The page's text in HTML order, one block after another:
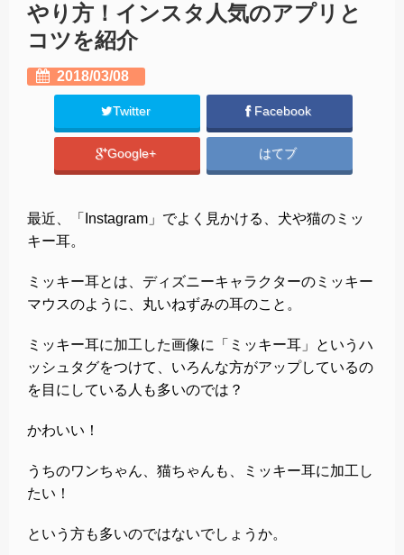
やり方！インスタ人気のアプリと
コツを紹介
2018/03/08
Twitter Facebook
Google+ はてブ
最近、「Instagram」でよく見かける、犬や猫のミッ
キー耳。
ミッキー耳とは、ディズニーキャラクターのミッキー
マウスのように、丸いねずみの耳のこと。
ミッキー耳に加工した画像に「ミッキー耳」というハ
ッシュタグをつけて、いろんな方がアップしているの
を目にしている人も多いのでは？
かわいい！
うちのワンちゃん、猫ちゃんも、ミッキー耳に加工し
たい！
という方も多いのではないでしょうか。